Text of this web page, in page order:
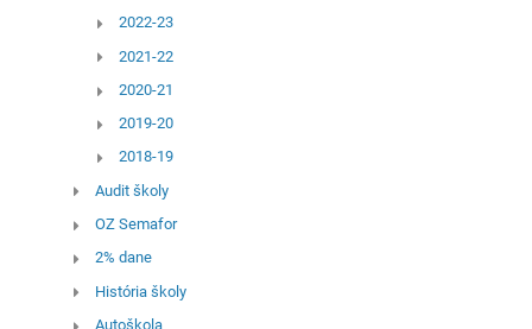
2022-23
2021-22
2020-21
2019-20
2018-19
Audit školy
OZ Semafor
2% dane
História školy
Autoškola